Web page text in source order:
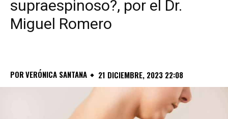
supraespinoso?, por el Dr.
Miguel Romero
PORVERÓNICA SANTANA 21 DICIEMBRE, 2023 22:08